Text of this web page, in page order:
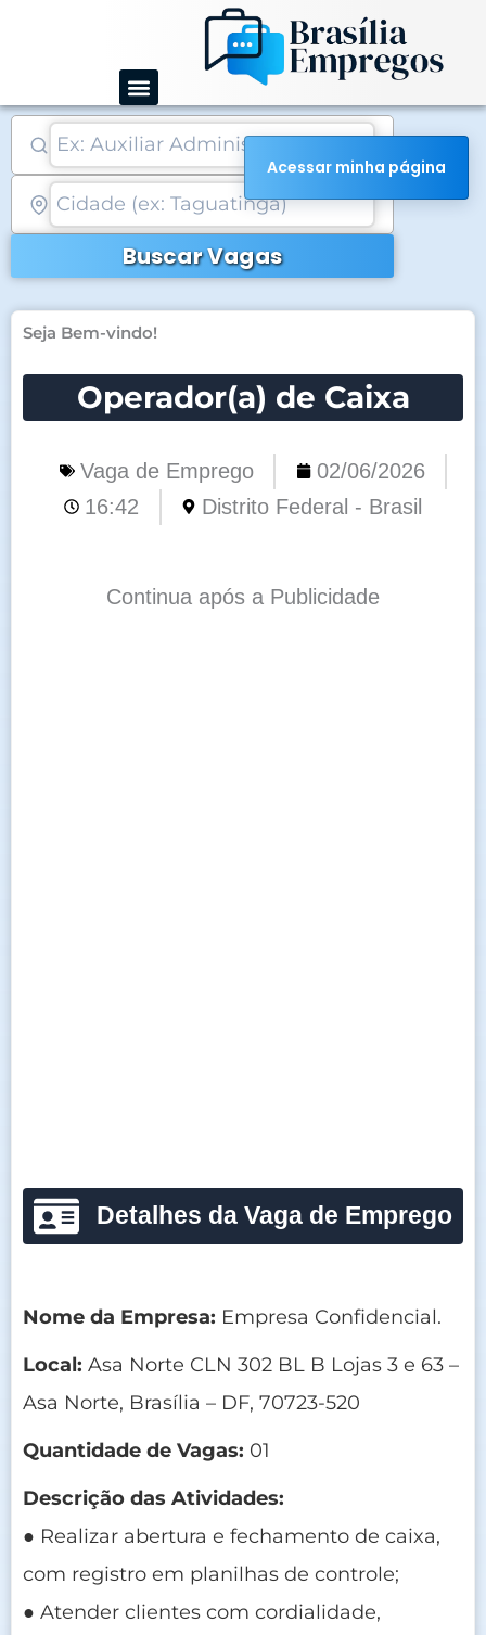
conteúdo
Buscar Vagas
Seja Bem-vindo!
Operador(a) de Caixa
Vaga de Emprego
02/06/2026
16:42
Distrito Federal - Brasil
Continua após a Publicidade
Detalhes da Vaga de Emprego
Nome da Empresa: Empresa Confidencial.
Local: Asa Norte CLN 302 BL B Lojas 3 e 63 –
Asa Norte, Brasília – DF, 70723-520
Quantidade de Vagas: 01
Descrição das Atividades:
● Realizar abertura e fechamento de caixa,
com registro em planilhas de controle;
● Atender clientes com cordialidade,
Acessar minha página